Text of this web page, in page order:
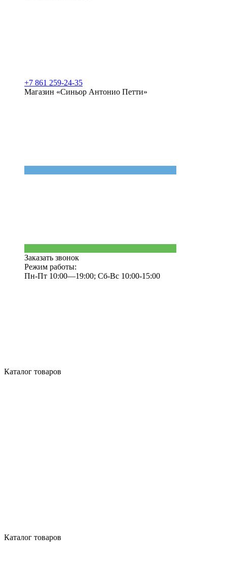
+7 861 259-24-35
Магазин «Синьор Антонио Петти»
Заказать звонок
Режим работы:
Пн-Пт 10:00—19:00; Сб-Вс 10:00-15:00
Каталог товаров
Каталог товаров